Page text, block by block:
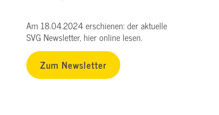
Am 18.04.2024 erschienen: der aktuelle
SVG Newsletter, hier online lesen.
Zum Newsletter